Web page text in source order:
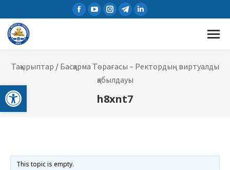
Open toolbar
Facebook
page
new
window
YouTube
page
window
Instagram
page
Telegram
page
new
Linkedin
page
Тақырыптар / Басқарма Төрағасы – Ректордың виртуалды
қабылдауы
h8xnt7
This topic is empty.